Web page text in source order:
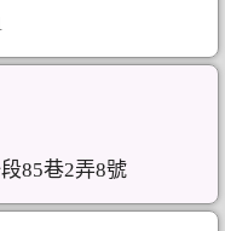
85巷2弄8號